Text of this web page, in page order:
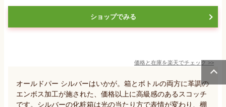
ショップでみる
価格と在庫を楽天でチェック >>
オールドパー シルバーはいかが。箱とボトルの両方に革調の
エンボス加工が施された、価格以上に高級感のあるスコッチ
です。シルバーの化粧箱は光の当たり方で表情が変わり、棚